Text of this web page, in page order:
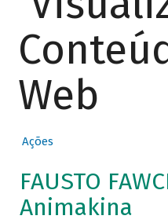
Web
Ações
FAUSTO
Animakina